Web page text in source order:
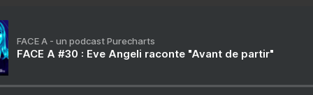
FACE A - un podcast Purecharts
FACE A #30 : Eve Angeli raconte "Avant de partir"